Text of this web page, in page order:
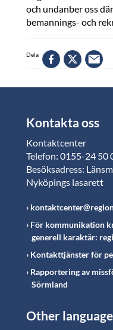
och undanber oss
bemannings- och
Dela
Kontakta oss
Kontaktcenter
Telefon: 0155-24 50
Besöksadress:
Nyköpings lasarett
För kommunikation
generell karaktär:
Kontakttjänster för
Rapportering av
Sörmland
Other